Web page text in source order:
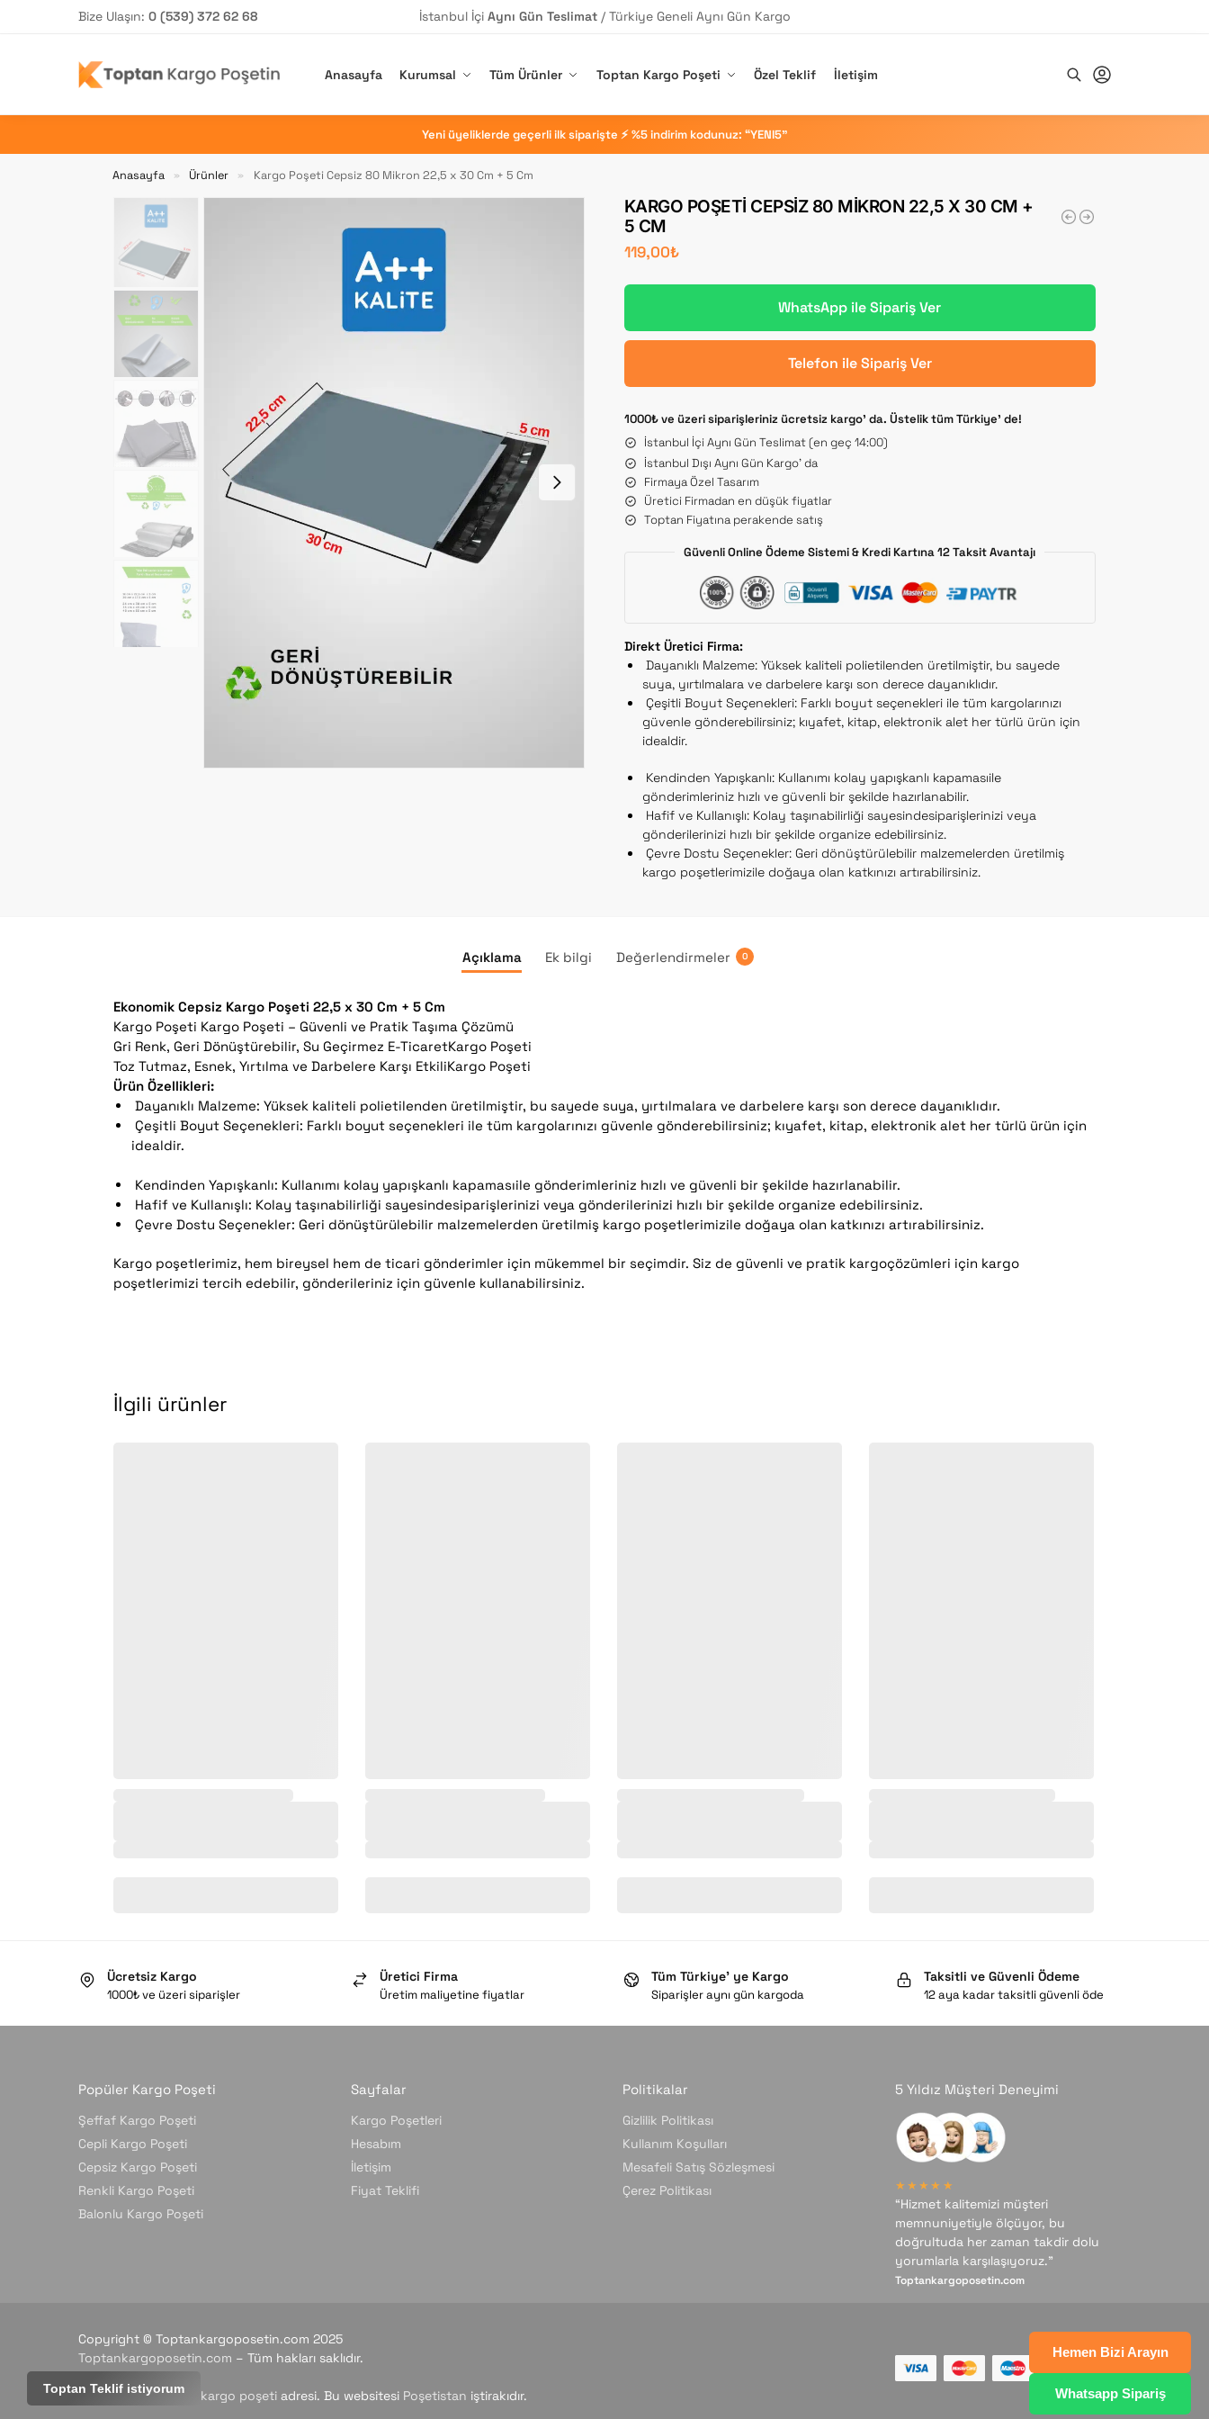
Bize Ulaşın: 0 (539) 372 62 68 İstanbul İçi Aynı Gün Teslimat/ Türkiye Geneli Aynı Gün Kargo
Anasayfa Kurumsal Tüm Ürünler Toptan Kargo Poşeti Özel Teklif İletişim
Arama yap
Yeni üyeliklerde geçerli ilk siparişte ⚡ %5 indirim kodunuz: “YENI5”
Anasayfa » Ürünler » Kargo Poşeti Cepsiz 80 Mikron 22,5 x 30 Cm + 5 Cm
KARGO POŞETI CEPSIZ 80 MIKRON 22,5 X 30 CM +
5 CM
119,00₺
WhatsApp ile Sipariş Ver
Telefon ile Sipariş Ver
1000₺ ve üzeri siparişleriniz ücretsiz kargo’ da. Üstelik tüm Türkiye’ de!
İstanbul İçi Aynı Gün Teslimat (en geç 14:00)
İstanbul Dışı Aynı Gün Kargo’ da
Firmaya Özel Tasarım
Üretici Firmadan en düşük fiyatlar
Toptan Fiyatına perakende satış
Güvenli Online Ödeme Sistemi & Kredi Kartına 12 Taksit Avantajı
Direkt Üretici Firma:
Dayanıklı Malzeme: Yüksek kaliteli polietilenden üretilmiştir, bu sayede
suya, yırtılmalara ve darbelere karşı son derece dayanıklıdır.
Çeşitli Boyut Seçenekleri: Farklı boyut seçenekleri ile tüm kargolarınızı
güvenle gönderebilirsiniz; kıyafet, kitap, elektronik alet her türlü ürün için
idealdir.
Kendinden Yapışkanlı: Kullanımı kolay yapışkanlı kapamasıile
gönderimleriniz hızlı ve güvenli bir şekilde hazırlanabilir.
Hafif ve Kullanışlı: Kolay taşınabilirliği sayesindesiparişlerinizi veya
gönderilerinizi hızlı bir şekilde organize edebilirsiniz.
Çevre Dostu Seçenekler: Geri dönüştürülebilir malzemelerden üretilmiş
kargo poşetlerimizile doğaya olan katkınızı artırabilirsiniz.
Toptan Teklif istiyorum
Açıklama Ek bilgi Değerlendirmeler 0
Ekonomik Cepsiz Kargo Poşeti 22,5 x 30 Cm + 5 Cm
Kargo Poşeti Kargo Poşeti – Güvenli ve Pratik Taşıma Çözümü
Gri Renk, Geri Dönüştürebilir, Su Geçirmez E-TicaretKargo Poşeti
Toz Tutmaz, Esnek, Yırtılma ve Darbelere Karşı EtkiliKargo Poşeti
Ürün Özellikleri:
Dayanıklı Malzeme: Yüksek kaliteli polietilenden üretilmiştir, bu sayede suya, yırtılmalara ve darbelere karşı son derece dayanıklıdır.
Çeşitli Boyut Seçenekleri: Farklı boyut seçenekleri ile tüm kargolarınızı güvenle gönderebilirsiniz; kıyafet, kitap, elektronik alet her türlü ürün için
idealdir.
Kendinden Yapışkanlı: Kullanımı kolay yapışkanlı kapamasıile gönderimleriniz hızlı ve güvenli bir şekilde hazırlanabilir.
Hafif ve Kullanışlı: Kolay taşınabilirliği sayesindesiparişlerinizi veya gönderilerinizi hızlı bir şekilde organize edebilirsiniz.
Çevre Dostu Seçenekler: Geri dönüştürülebilir malzemelerden üretilmiş kargo poşetlerimizile doğaya olan katkınızı artırabilirsiniz.
Kargo poşetlerimiz, hem bireysel hem de ticari gönderimler için mükemmel bir seçimdir. Siz de güvenli ve pratik kargoçözümleri için kargo
poşetlerimizi tercih edebilir, gönderileriniz için güvenle kullanabilirsiniz.
İlgili ürünler
Ücretsiz Kargo
1000₺ ve üzeri siparişler
Üretici Firma
Üretim maliyetine fiyatlar
Tüm Türkiye’ ye Kargo
Siparişler aynı gün kargoda
Taksitli ve Güvenli Ödeme
12 aya kadar taksitli güvenli öde
Popüler Kargo Poşeti
Şeffaf Kargo Poşeti
Cepli Kargo Poşeti
Cepsiz Kargo Poşeti
Renkli Kargo Poşeti
Balonlu Kargo Poşeti
Sayfalar
Kargo Poşetleri
Hesabım
İletişim
Fiyat Teklifi
Politikalar
Gizlilik Politikası
Kullanım Koşulları
Mesafeli Satış Sözleşmesi
Çerez Politikası
5 Yıldız Müşteri Deneyimi
★★★★★
“Hizmet kalitemizi müşteri
memnuniyetiyle ölçüyor, bu
doğrultuda her zaman takdir dolu
yorumlarla karşılaşıyoruz.”
Toptankargoposetin.com
Copyright © Toptankargoposetin.com 2025
Toptankargoposetin.com – Tüm hakları saklıdır.
En uygun ve kaliteli kargo poşeti adresi. Bu websitesi Poşetistan iştirakıdır.
Hemen Bizi Arayın
Whatsapp Sipariş